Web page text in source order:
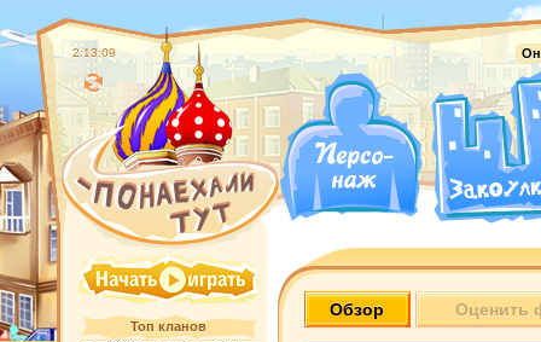
2:13:10
Топ кланов
Обзор Оценить